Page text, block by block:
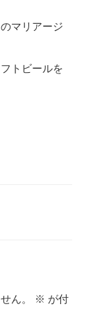
マリアージ
トビールを
ん。 ※ が付